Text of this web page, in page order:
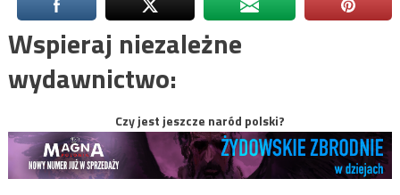
Wspieraj niezależne
wydawnictwo:
Czy jest jeszcze naród polski?